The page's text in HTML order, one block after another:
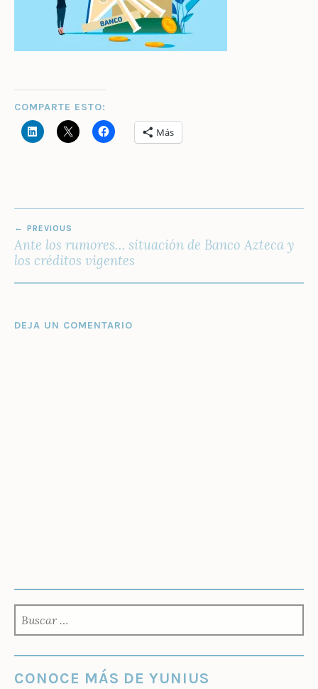
COMPARTE ESTO:
Más
DE
ENTRADAS
PREVIOUS
Ante los rumores… situación de Banco Azteca y
los créditos vigentes
DEJA UN COMENTARIO
CONOCE MÁS DE YUNIUS